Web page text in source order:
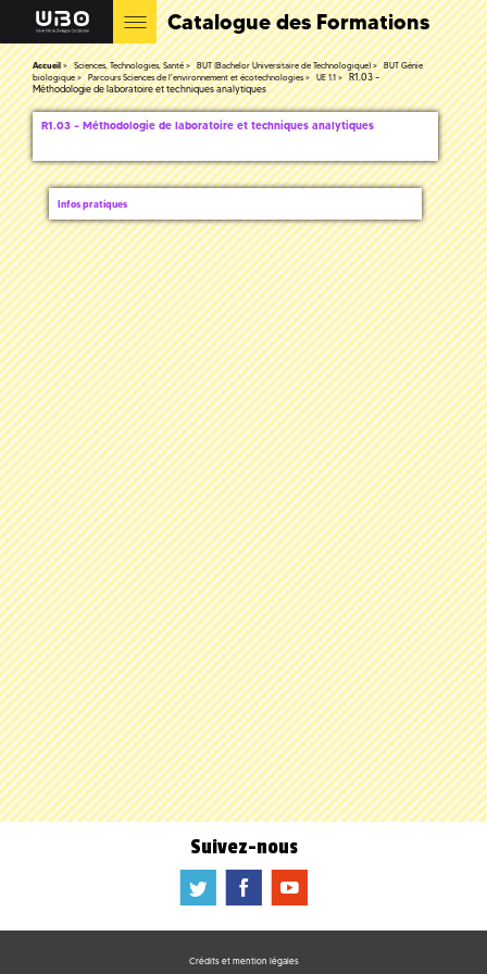
Catalogue des Formations
Accueil Sciences, Technologies, Santé BUT (Bachelor Universitaire de Technologique)
BUT Génie
biologique
Parcours Sciences de l'environnement et écotechnologies UE 1.1
R1.03 –
Méthodologie de laboratoire et techniques analytiques
R1.03 – Méthodologie de laboratoire et techniques analytiques
Infos pratiques
Suivez-nous
a b f
Crédits et mention légales